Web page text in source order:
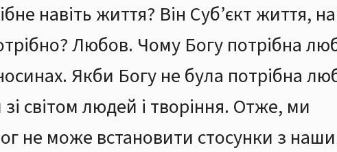
навіть життя? Він Суб’єкт життя,
Любов. Чому Богу потрібна
Якби Богу не була потрібна
світом людей і творіння. Отже, ми
не може встановити стосунки з